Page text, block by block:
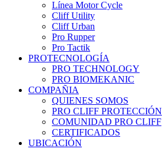
Línea Motor Cycle
Cliff Utility
Cliff Urban
Pro Rupper
Pro Tactik
PROTECNOLOGÍA
PRO TECHNOLOGY
PRO BIOMEKANIC
COMPAÑIA
QUIENES SOMOS
PRO CLIFF PROTECCIÓN
COMUNIDAD PRO CLIFF
CERTIFICADOS
UBICACIÓN